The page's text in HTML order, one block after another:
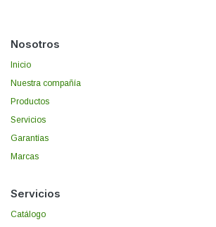
Nosotros
Inicio
Nuestra compañía
Productos
Servicios
Garantías
Marcas
Servicios
Catálogo